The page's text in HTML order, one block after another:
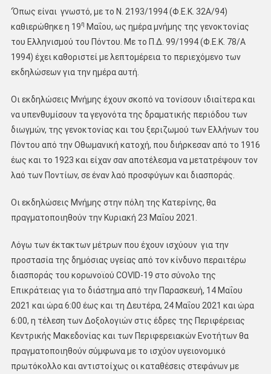
‘Όπως είναι γνωστό, με το Ν. 2193/1994 (Φ.Ε.Κ. 32Α/94)
καθιερώθηκε η 19η Μαΐου, ως ημέρα μνήμης της γενοκτονίας
του Ελληνισμού του Πόντου. Με το Π.Δ. 99/1994 (Φ.Ε.Κ. 78/Α
1994) έχει καθοριστεί με λεπτομέρεια το περιεχόμενο των
εκδηλώσεων για την ημέρα αυτή.
Οι εκδηλώσεις Mνήμης έχουν σκοπό να τονίσουν ιδιαίτερα και
να υπενθυμίσουν τα γεγονότα της δραματικής περιόδου των
διωγμών, της γενοκτονίας και του ξεριζωμού των Ελλήνων του
Πόντου από την Οθωμανική κατοχή, που διήρκεσαν από το 1916
έως και το 1923 και είχαν σαν αποτέλεσμα να μετατρέψουν τον
λαό των Ποντίων, σε έναν λαό προσφύγων και διασποράς.
Οι εκδηλώσεις Μνήμης στην πόλη της Κατερίνης, θα
πραγματοποιηθούν την Κυριακή 23 Μαΐου 2021.
Λόγω των έκτακτων μέτρων που έχουν ισχύουν για την
προστασία της δημόσιας υγείας από τον κίνδυνο περαιτέρω
διασποράς του κορωνοϊού COVID-19 στο σύνολο της
Επικράτειας για το διάστημα από την Παρασκευή, 14 Μαΐου
2021 και ώρα 6:00 έως και τη Δευτέρα, 24 Μαΐου 2021 και ώρα
6:00, η τέλεση των Δοξολογιών στις έδρες της Περιφέρειας
Κεντρικής Μακεδονίας και των Περιφερειακών Ενοτήτων θα
πραγματοποιηθούν σύμφωνα με το ισχύον υγειονομικό
πρωτόκολλο και αντιστοίχως οι καταθέσεις στεφάνων με